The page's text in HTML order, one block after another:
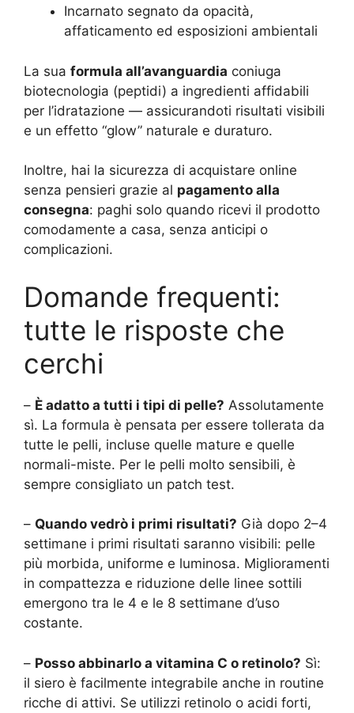
Incarnato segnato da opacità,
affaticamento ed esposizioni ambientali
La sua formula all’avanguardia coniuga
biotecnologia (peptidi) a ingredienti affidabili
per l’idratazione — assicurandoti risultati visibili
e un effetto “glow” naturale e duraturo.
Inoltre, hai la sicurezza di acquistare online
senza pensieri grazie al pagamento alla
consegna: paghi solo quando ricevi il prodotto
comodamente a casa, senza anticipi o
complicazioni.
Domande frequenti:
tutte le risposte che
cerchi
– È adatto a tutti i tipi di pelle? Assolutamente
sì. La formula è pensata per essere tollerata da
tutte le pelli, incluse quelle mature e quelle
normali-miste. Per le pelli molto sensibili, è
sempre consigliato un patch test.
– Quando vedrò i primi risultati? Già dopo 2–4
settimane i primi risultati saranno visibili: pelle
più morbida, uniforme e luminosa. Miglioramenti
in compattezza e riduzione delle linee sottili
emergono tra le 4 e le 8 settimane d’uso
costante.
– Posso abbinarlo a vitamina C o retinolo? Sì:
il siero è facilmente integrabile anche in routine
ricche di attivi. Se utilizzi retinolo o acidi forti,